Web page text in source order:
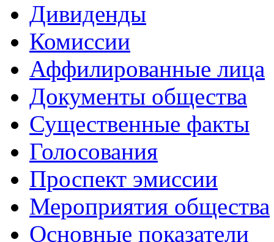
Дивиденды
Комиссии
Аффилированные лица
Документы общества
Существенные факты
Голосования
Проспект эмиссии
Мероприятия общества
Основные показатели